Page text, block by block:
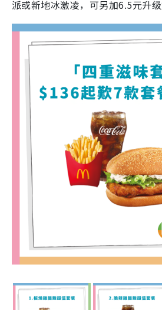
派或新地冰激凌，可另加6.5元升级